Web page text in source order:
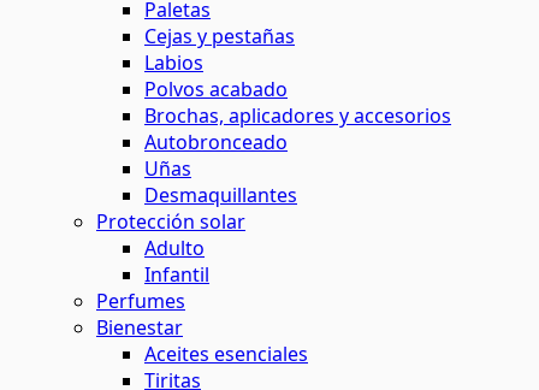
Paletas
Cejas y pestañas
Labios
Polvos acabado
Brochas, aplicadores y accesorios
Autobronceado
Uñas
Desmaquillantes
Protección solar
Adulto
Infantil
Perfumes
Bienestar
Aceites esenciales
Tiritas